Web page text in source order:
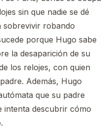
sin que nadie se dé
sobrevivir robando
porque Hugo sabe
la desaparición de su
los relojes, con quien
Además, Hugo
que su padre
intenta descubrir cómo